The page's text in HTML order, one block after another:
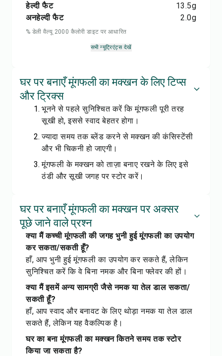
हेल्दी फैट 13.5g
अनहेल्दी फैट
2.0g
% डेली वैल्यू 2000 कैलोरी डाइट पर आधारित
सभी न्यूट्रिएंट्स देखें
घर पर बनाएँ मूंगफली का मक्खन के लिए टिप्स
और ट्रिक्स
भूनने से पहले सुनिश्चित करें कि मूंगफली पूरी तरह
सूखी हो, इससे स्वाद बेहतर होगा।
ज्यादा समय तक ब्लेंड करने से मक्खन की कंसिस्टेंसी
और भी चिकनी हो जाएगी।
मूंगफली के मक्खन को ताज़ा बनाए रखने के लिए इसे
ठंडी और सूखी जगह पर स्टोर करें।
घर पर बनाएँ मूंगफली का मक्खन पर अक्सर
पूछे जाने वाले प्रश्न
क्या मैं कच्ची मूंगफली की जगह भुनी हुई मूंगफली का उपयोग
कर सकता/सकती हूँ?
हाँ, आप भुनी हुई मूंगफली का उपयोग कर सकते हैं, लेकिन
सुनिश्चित करें कि वे बिना नमक और बिना फ्लेवर की हों।
क्या मैं इसमें अन्य सामग्री जैसे नमक या तेल डाल सकता/
सकती हूँ?
हाँ, आप स्वाद और बनावट के लिए थोड़ा नमक या तेल डाल
सकते हैं, लेकिन यह वैकल्पिक है।
घर का बना मूंगफली का मक्खन कितने समय तक स्टोर
किया जा सकता है?